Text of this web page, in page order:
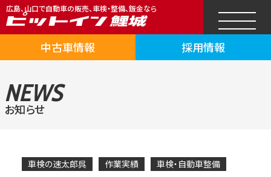
広島、山口で自動車の販売、車検・整備、鈑金なら
中古車情報 採用情報
NEWS
お知らせ
車検の速太郎呉 作業実績 車検・自動車整備